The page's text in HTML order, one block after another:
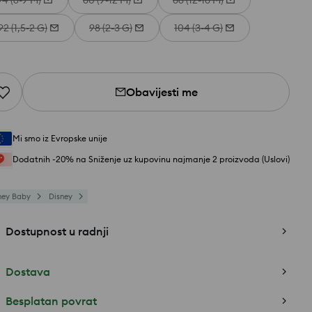
(1,5-2 G) 98 (2-3 G) 104 (3-4 G)
Obavijesti me
Mi smo iz Evropske unije
Dodatnih -20% na Sniženje uz kupovinu najmanje 2 proizvoda (Uslovi)
Baby Disney
Dostupnost u radnji
Dostava
Besplatan povrat